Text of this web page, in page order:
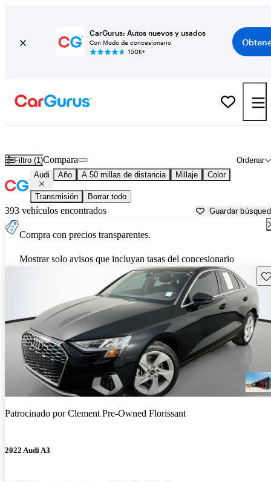
CarGurus: Autos nuevos y usados
Con Modo de concesionario
150K+
Filtro (1) Ordenar
Compara
Audi Año A 50 millas de distancia Millaje Color
Transmisión Borrar todo
393 vehículos encontrados Guardar
Compra con precios transparentes.
Mostrar solo avisos que incluyan tasas del concesionario
Patrocinado porClement Pre-Owned Florissant
2022 Audi A3